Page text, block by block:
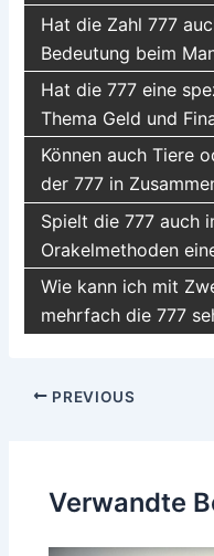
Hat die Zahl 777
Bedeutung beim
Hat die 777 eine
Thema Geld und
Können auch Tiere
der 777 in
Spielt die 777 auch
Orakelmethoden
Wie kann ich mit
mehrfach die 777
Post
PREVIOUS
Verwandte